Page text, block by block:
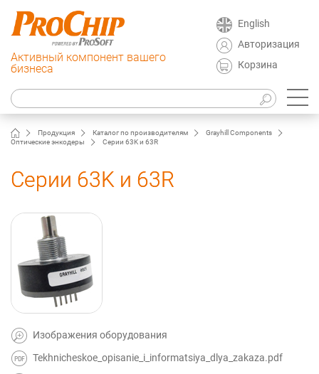
Активный компонент вашего
бизнеса
English
Авторизация
Корзина
Продукция Каталог по производителям
Grayhill Components
Оптические энкодеры
Серии 63K и 63R
Серии 63K и 63R
Изображения оборудования
Tekhnicheskoe_opisanie_i_informatsiya_dlya_zakaza.pdf